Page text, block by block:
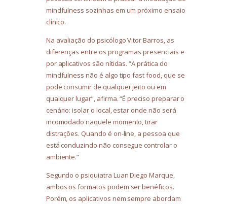
mindfulness sozinhas em um próximo ensaio
clínico.
Na avaliação do psicólogo Vitor Barros, as
diferenças entre os programas presenciais e
por aplicativos são nítidas. “A prática do
mindfulness não é algo tipo fast food, que se
pode consumir de qualquer jeito ou em
qualquer lugar”, afirma. “É preciso preparar o
cenário: isolar o local, estar onde não será
incomodado naquele momento, tirar
distrações. Quando é on-line, a pessoa que
está conduzindo não consegue controlar o
ambiente.”
Segundo o psiquiatra Luan Diego Marque,
ambos os formatos podem ser benéficos.
Porém, os aplicativos nem sempre abordam